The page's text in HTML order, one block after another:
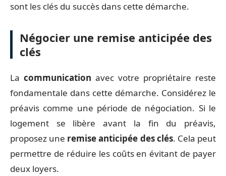
sont les clés du succès dans cette démarche.
Négocier une remise anticipée des
clés
La communication avec votre propriétaire reste
fondamentale dans cette démarche. Considérez le
préavis comme une période de négociation. Si le
logement se libère avant la fin du préavis,
proposez une remise anticipée des clés. Cela peut
permettre de réduire les coûts en évitant de payer
deux loyers.